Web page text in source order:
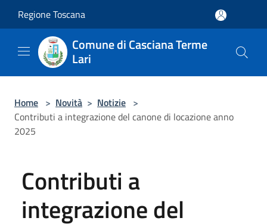
Regione Toscana
Comune di Casciana Terme
Lari
Home > Novità > Notizie >
Contributi a integrazione del canone di locazione anno
2025
Contributi a
integrazione del